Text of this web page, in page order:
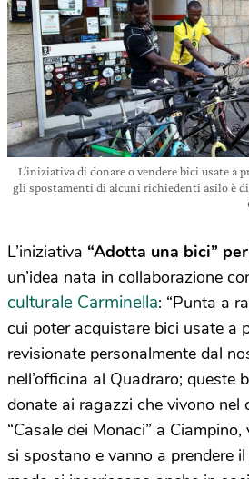
L’iniziativa di donare o vendere bici usate a
gli spostamenti di alcuni richiedenti asilo è di
L’iniziativa “Adotta una bici”
un’idea nata in collaborazione
culturale Carminella: “Punta a
cui poter acquistare bici usate a
revisionate personalmente dal
nell’officina al Quadraro; queste
donate ai ragazzi che vivono nel
“Casale dei Monaci” a
si spostano e vanno a prendere